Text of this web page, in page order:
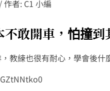
/ 作者: C1 小編
敢開車，怕撞到
教練也很有耐心，學會後